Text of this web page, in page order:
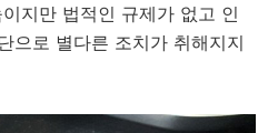
지만 법적인 규제가 없고 인
으로 별다른 조치가 취해지지